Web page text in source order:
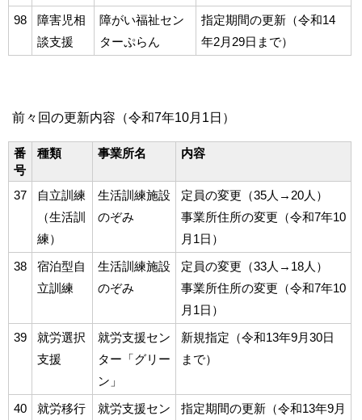
98
障害児相
談支援
障がい福祉セン
ターぷらん
指定期間の更新（令和14
年2月29日まで）
前々回の更新内容（令和7年10月1日）
番
号
種類 事業所名 内容
37
自立訓練
（生活訓
練）
生活訓練施設
のぞみ
定員の変更（35人→20人）
事業所住所の変更（令和7年10
月1日）
38
宿泊型自
立訓練
生活訓練施設
のぞみ
定員の変更（33人→18人）
事業所住所の変更（令和7年10
月1日）
39
就労選択
支援
就労支援セン
ター「グリー
ン」
新規指定（令和13年9月30日
まで）
40
就労移行
就労支援セン
指定期間の更新（令和13年9月